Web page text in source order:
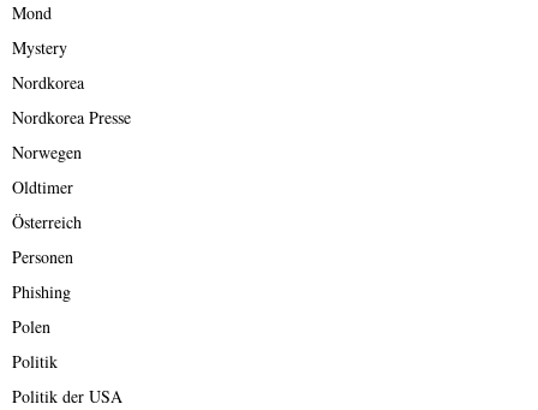
Mond
Mystery
Nordkorea
Nordkorea Presse
Norwegen
Oldtimer
Österreich
Personen
Phishing
Polen
Politik
Politik der USA